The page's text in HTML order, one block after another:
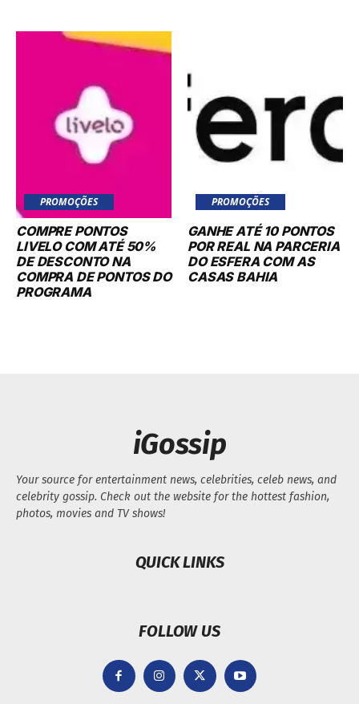
PROMOÇÕES
COMPRE PONTOS
LIVELO COM ATÉ 50%
DE DESCONTO NA
COMPRA DE PONTOS DO
PROGRAMA
PROMOÇÕES
GANHE ATÉ 10 PONTOS
POR REAL NA PARCERIA
DO ESFERA COM AS
CASAS BAHIA
iGossip
Your source for entertainment news, celebrities, celeb news, and
celebrity gossip. Check out the website for the hottest fashion,
photos, movies and TV shows!
QUICK LINKS
FOLLOW US